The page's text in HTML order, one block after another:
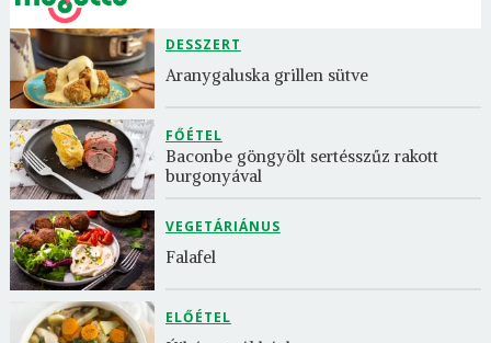
DESSZERT
Aranygaluska grillen sütve
FŐÉTEL
Baconbe göngyölt sertésszűz rakott
burgonyával
VEGETÁRIÁNUS
Falafel
ELŐÉTEL